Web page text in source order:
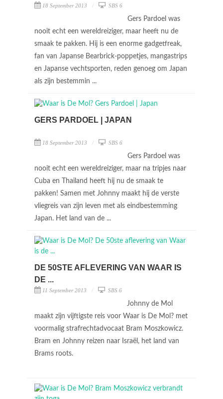
18 September 2013 SBS 6
Gers Pardoel was
nooit echt een wereldreiziger, maar heeft nu de
smaak te pakken. Hij is een enorme gadgetfreak,
fan van Japanse Bearbrick-poppetjes, mangastrips
en Japanse vechtsporten, reden genoeg om Japan
als zijn bestemmin ...
GERS PARDOEL | JAPAN
18 September 2013 SBS 6
Gers Pardoel was
nooit echt een wereldreiziger, maar na tripjes naar
Cuba en Thailand heeft hij nu de smaak te
pakken! Samen met Johnny maakt hij de verste
vliegreis van zijn leven met als eindbestemming
Japan. Het land van de ...
DE 50STE AFLEVERING VAN WAAR IS
DE ...
11 September 2013 SBS 6
Johnny de Mol
maakt zijn vijftigste reis voor Waar is De Mol? met
voormalig strafrechtadvocaat Bram Moszkowicz.
Bram en Johnny reizen naar Israël, het land van
Brams roots.